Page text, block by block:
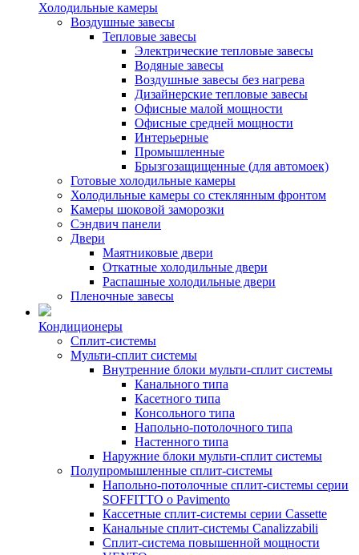
Холодильные камеры
Воздушные завесы
Тепловые завесы
Электрические тепловые завесы
Водяные завесы
Воздушные завесы без нагрева
Дизайнерские тепловые завесы
Офисные малой мощности
Офисные средней мощности
Интерьерные
Промышленные
Брызгозащищенные (для автомоек)
Готовые холодильные камеры
Холодильные камеры со стеклянным фронтом
Камеры шоковой заморозки
Сэндвич панели
Двери
Маятниковые двери
Откатные холодильные двери
Распашные холодильные двери
Пленочные завесы
Кондиционеры
Сплит-системы
Мульти-сплит системы
Внутренние блоки мульти-сплит системы
Канального типа
Касетного типа
Консольного типа
Напольно-потолочного типа
Настенного типа
Наружние блоки мульти-сплит системы
Полупромышленные сплит-системы
Напольно-потолочные сплит-системы серии
SOFFITTO o Pavimento
Кассетные сплит-системы серии Cassette
Канальные сплит-системы Canalizzabili
Сплит-система повышенной мощности